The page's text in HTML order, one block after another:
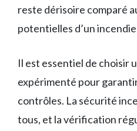
reste dérisoire comparé
potentielles d’un
Il est essentiel de choisir
expérimenté pour
contrôles. La sécurité
tous, et la vérification